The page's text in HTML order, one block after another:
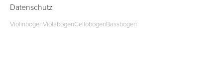
Datenschutz
ViolinbogenViolabogenCellobogenBassbogen